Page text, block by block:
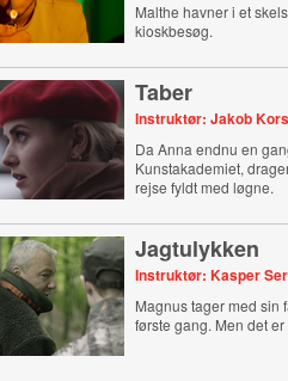
Malthe havner i et
kioskbesøg.
Taber
Instruktør: Jakob
Da Anna endnu en
Kunstakademiet,
rejse fyldt med løgne.
Jagtulykken
Instruktør: Kasper
Magnus tager med sin
første gang. Men det